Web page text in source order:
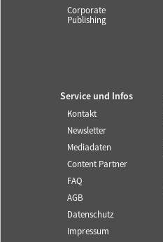
Corporate
Publishing
Service und Infos
Kontakt
Newsletter
Mediadaten
Content Partner
FAQ
AGB
Datenschutz
Impressum